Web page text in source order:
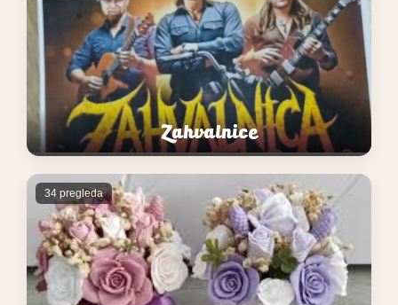
Zahvalnice
34 pregleda